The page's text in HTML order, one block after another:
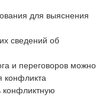
для выяснения
сведений об
и переговоров можно
конфликта